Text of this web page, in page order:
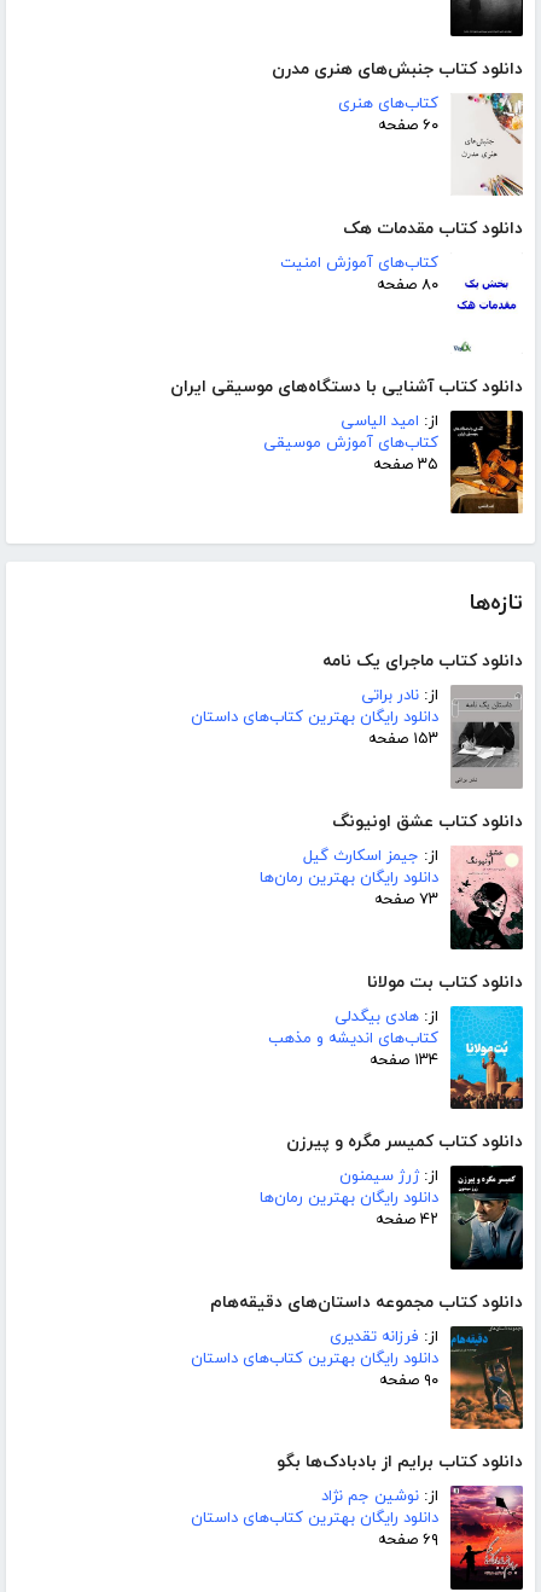
دانلود کتاب جنبش‌های هنری مدرن
کتاب‌های هنری
۶۰ صفحه
دانلود کتاب مقدمات هک
کتاب‌های آموزش امنیت
۸۰ صفحه
دانلود کتاب آشنایی با دستگاه‌های موسیقی ایران
از: امید الیاسی
کتاب‌های آموزش موسیقی
۳۵ صفحه
تازه‌ها
دانلود کتاب ماجرای یک نامه
از: نادر براتی
دانلود رایگان بهترین کتاب‌های داستان
۱۵۳ صفحه
دانلود کتاب عشق اونیونگ
از: جیمز اسکارث گیل
دانلود رایگان بهترین رمان‌ها
۷۳ صفحه
دانلود کتاب بت مولانا
از: هادی بیگدلی
کتاب‌های اندیشه و مذهب
۱۳۴ صفحه
دانلود کتاب کمیسر مگره و پیرزن
از:ژرژ سیمنون
دانلود رایگان بهترین رمان‌ها
۴۲ صفحه
دانلود کتاب مجموعه داستان‌های دقیقه‌هام
از: فرزانه تقدیری
دانلود رایگان بهترین کتاب‌های داستان
۹۰ صفحه
دانلود کتاب برایم از بادبادک‌ها بگو
از: نوشین جم نژاد
دانلود رایگان بهترین کتاب‌های داستان
۶۹ صفحه